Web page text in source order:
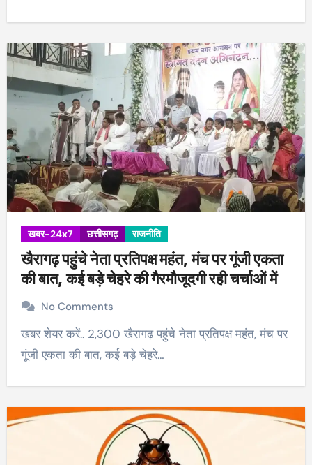
खबर-24x7 छत्तीसगढ़ राजनीति
खैरागढ़ पहुंचे नेता प्रतिपक्ष महंत, मंच पर गूंजी एकता
की बात, कई बड़े चेहरे की गैरमौजूदगी रही चर्चाओं में
No Comments
खबर शेयर करें.. 2,300 खैरागढ़ पहुंचे नेता प्रतिपक्ष महंत, मंच पर
गूंजी एकता की बात, कई बड़े चेहरे…